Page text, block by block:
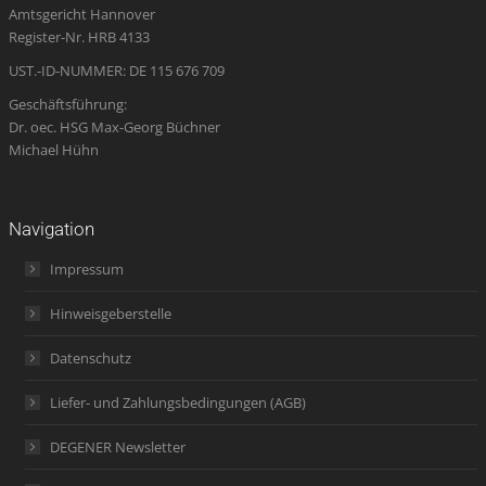
windowwindowwindow
new
Amtsgericht Hannover
Register-Nr. HRB 4133
UST.-ID-NUMMER: DE 115 676 709
Geschäftsführung:
Dr. oec. HSG Max-Georg Büchner
Michael Hühn
Navigation
Impressum
Hinweisgeberstelle
Datenschutz
Liefer- und Zahlungsbedingungen (AGB)
DEGENER Newsletter